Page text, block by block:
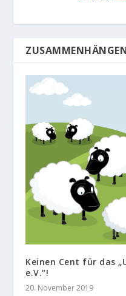
Keinen Cent für das
e.V.“!
20. November 2019